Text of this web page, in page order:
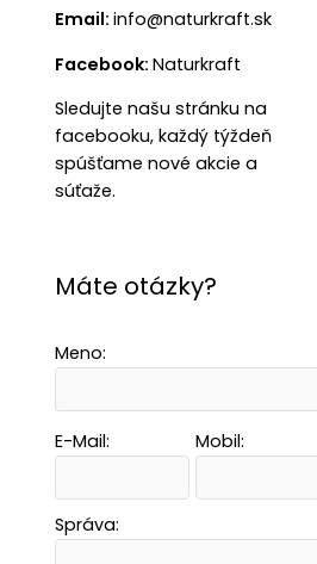
Email:info@naturkraft.sk
Facebook:Naturkraft
Sledujte našu stránku na
facebooku, každý týždeň
spúšťame nové akcie a
súťaže.
Máte otázky?
Meno:
E-Mail: Mobil:
Správa: